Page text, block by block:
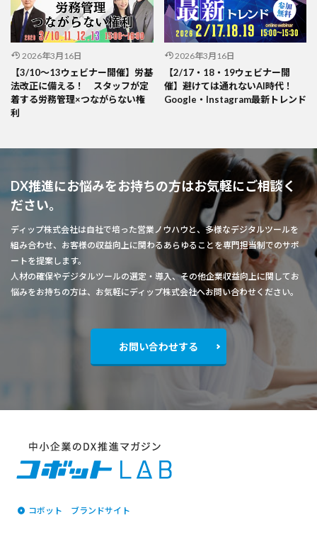
2026年3月16日
【3/10～13ウェビナー開催】労基
法改正に備える！ スタッフが定
着する労務管理×つながらない権
利
2026年3月16日
【2/17・18・19ウェビナー開
催】避けては通れないAI時代！
Google・Instagram最新トレンド
DX推進にお悩みをお持ちの方はお気軽にご相談く
ださい。
ディップ株式会社は自社で培った営業ノウハウと、多様なデジタルツールを
組み合わせ、お客様の収益向上に関わるあらゆることを専門担当制でのサポ
ートを提案します。
人材の確保やデジタルツールの選定・導入、その他企業収益向上に関してお
悩みをお持ちの方は、お気軽にディップ株式会社へお問い合わせください。
お問い合わせする
コボット ブランドサイト